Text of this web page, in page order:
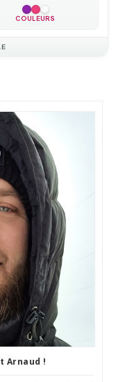
COULEURS
Arnaud !